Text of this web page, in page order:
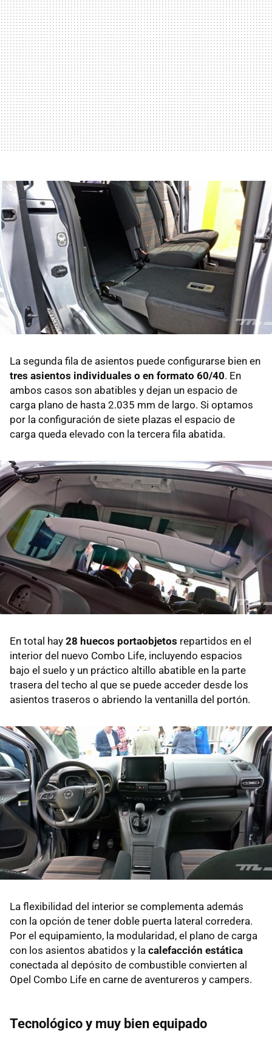
La segunda fila de asientos puede configurarse bien en
tres asientos individuales o en formato 60/40. En
ambos casos son abatibles y dejan un espacio de
carga plano de hasta 2.035 mm de largo. Si optamos
por la configuración de siete plazas el espacio de
carga queda elevado con la tercera fila abatida.
En total hay 28 huecos portaobjetos repartidos en el
interior del nuevo Combo Life, incluyendo espacios
bajo el suelo y un práctico altillo abatible en la parte
trasera del techo al que se puede acceder desde los
asientos traseros o abriendo la ventanilla del portón.
La flexibilidad del interior se complementa además
con la opción de tener doble puerta lateral corredera.
Por el equipamiento, la modularidad, el plano de carga
con los asientos abatidos y la calefacción estática
conectada al depósito de combustible convierten al
Opel Combo Life en carne de aventureros y campers.
Tecnológico y muy bien equipado